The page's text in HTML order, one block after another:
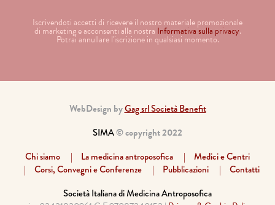
Iscrivendoti accetti di ricevere il nostro materiale promozionale
di marketing e acconsenti alla nostra Informativa sulla privacy.
Potrai annullare l'iscrizione in qualsiasi momento.
WebDesign byGag srl Società Benefit
SIMA© copyright 2022
Chi siamo
La medicina antroposofica
Medici e Centri
Corsi, Convegni e Conferenze
Pubblicazioni
Contatti
Società Italiana di Medicina Antroposofica